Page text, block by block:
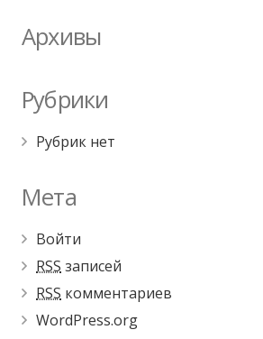
Архивы
Рубрики
Рубрик нет
Мета
Войти
RSS записей
RSS комментариев
WordPress.org